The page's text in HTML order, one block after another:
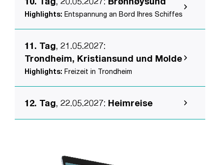
Highlights: Entspannung an Bord Ihres Schiffes
11. Tag, 21.05.2027:
Trondheim, Kristiansund und Molde
Highlights: Freizeit in Trondheim
12. Tag, 22.05.2027: Heimreise